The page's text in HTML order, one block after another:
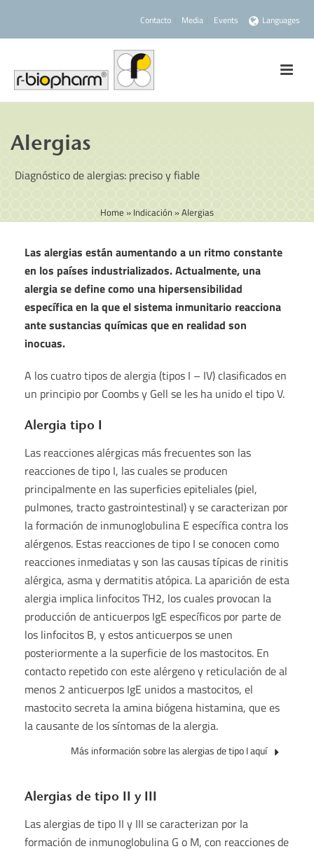
Contacto Media Events Languages
Alergias
Diagnóstico de alergias: preciso y fiable
Home»Indicación»Alergias
Las alergias están aumentando a un ritmo constante
en los países industrializados. Actualmente, una
alergia se define como una hipersensibilidad
específica en la que el sistema inmunitario reacciona
ante sustancias químicas que en realidad son
inocuas.
A los cuatro tipos de alergia (tipos I – IV) clasificados en
un principio por Coombs y Gell se les ha unido el tipo V.
Alergia tipo I
Las reacciones alérgicas más frecuentes son las
reacciones de tipo I, las cuales se producen
principalmente en las superficies epiteliales (piel,
pulmones, tracto gastrointestinal) y se caracterizan por
la formación de inmunoglobulina E específica contra los
alérgenos. Estas reacciones de tipo I se conocen como
reacciones inmediatas y son las causas típicas de rinitis
alérgica, asma y dermatitis atópica. La aparición de esta
alergia implica linfocitos TH2, los cuales provocan la
producción de anticuerpos IgE específicos por parte de
los linfocitos B, y estos anticuerpos se unen
posteriormente a la superficie de los mastocitos. En
contacto repetido con este alérgeno y reticulación de al
menos 2 anticuerpos IgE unidos a mastocitos, el
mastocito secreta la amina biógena histamina, que es
la causante de los síntomas de la alergia.
Más información sobre las alergias de tipo I aquí
Alergias de tipo II y III
Las alergias de tipo II y III se caracterizan por la
formación de inmunoglobulina G o M, con reacciones de